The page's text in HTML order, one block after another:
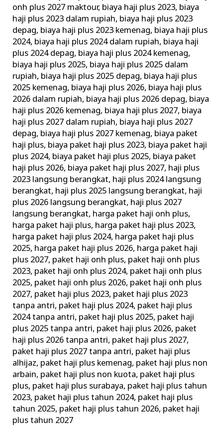
onh plus 2027 maktour, biaya haji plus 2023, biaya
haji plus 2023 dalam rupiah, biaya haji plus 2023
depag, biaya haji plus 2023 kemenag, biaya haji plus
2024, biaya haji plus 2024 dalam rupiah, biaya haji
plus 2024 depag, biaya haji plus 2024 kemenag,
biaya haji plus 2025, biaya haji plus 2025 dalam
rupiah, biaya haji plus 2025 depag, biaya haji plus
2025 kemenag, biaya haji plus 2026, biaya haji plus
2026 dalam rupiah, biaya haji plus 2026 depag, biaya
haji plus 2026 kemenag, biaya haji plus 2027, biaya
haji plus 2027 dalam rupiah, biaya haji plus 2027
depag, biaya haji plus 2027 kemenag, biaya paket
haji plus, biaya paket haji plus 2023, biaya paket haji
plus 2024, biaya paket haji plus 2025, biaya paket
haji plus 2026, biaya paket haji plus 2027, haji plus
2023 langsung berangkat, haji plus 2024 langsung
berangkat, haji plus 2025 langsung berangkat, haji
plus 2026 langsung berangkat, haji plus 2027
langsung berangkat, harga paket haji onh plus,
harga paket haji plus, harga paket haji plus 2023,
harga paket haji plus 2024, harga paket haji plus
2025, harga paket haji plus 2026, harga paket haji
plus 2027, paket haji onh plus, paket haji onh plus
2023, paket haji onh plus 2024, paket haji onh plus
2025, paket haji onh plus 2026, paket haji onh plus
2027, paket haji plus 2023, paket haji plus 2023
tanpa antri, paket haji plus 2024, paket haji plus
2024 tanpa antri, paket haji plus 2025, paket haji
plus 2025 tanpa antri, paket haji plus 2026, paket
haji plus 2026 tanpa antri, paket haji plus 2027,
paket haji plus 2027 tanpa antri, paket haji plus
alhijaz, paket haji plus kemenag, paket haji plus non
arbain, paket haji plus non kuota, paket haji plus
plus, paket haji plus surabaya, paket haji plus tahun
2023, paket haji plus tahun 2024, paket haji plus
tahun 2025, paket haji plus tahun 2026, paket haji
plus tahun 2027
Kemenag
RI